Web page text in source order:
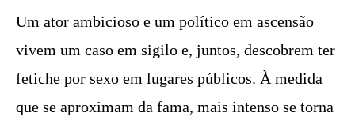
Um ator ambicioso e um político em ascensão
vivem um caso em sigilo e, juntos, descobrem ter
fetiche por sexo em lugares públicos. À medida
que se aproximam da fama, mais intenso se torna